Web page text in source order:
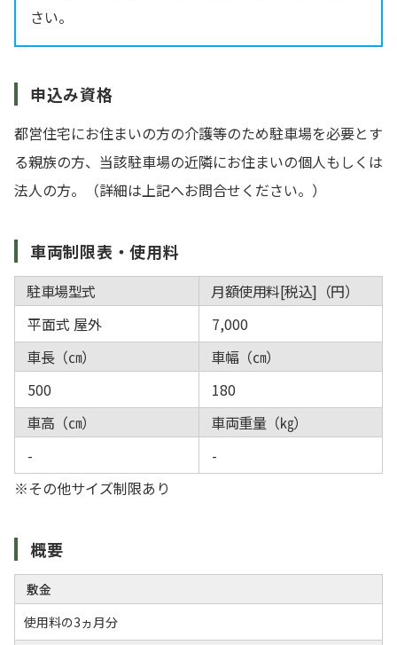
さい。
申込み資格
都営住宅にお住まいの方の介護等のため駐車場を必要とす
る親族の方、当該駐車場の近隣にお住まいの個人もしくは
法人の方。（詳細は上記へお問合せください。）
車両制限表・使用料
駐車場型式
月額使用料[税込]（円）
平面式 屋外
7,000
車長（㎝）
車幅（㎝）
500
180
車高（㎝）
車両重量（㎏）
-
-
※その他サイズ制限あり
概要
敷金
使用料の3ヵ月分